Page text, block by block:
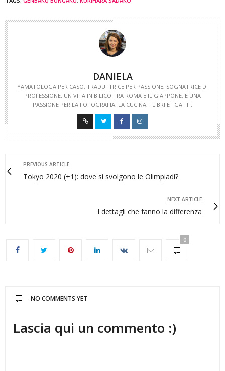
DANIELA
YAMATOLOGA PER CASO, TRADUTTRICE PER PASSIONE, SOGNATRICE DI
PROFESSIONE. UN VITA IN BILICO TRA ROMA E IL GIAPPONE, E UNA
PASSIONE PER LA FOTOGRAFIA, LA CUCINA, I LIBRI E I GATTI.
PREVIOUS ARTICLE
Tokyo 2020 (+1): dove si svolgono le Olimpiadi?
NEXT ARTICLE
I dettagli che fanno la differenza
0
NO COMMENTS YET
Lascia qui un commento :)